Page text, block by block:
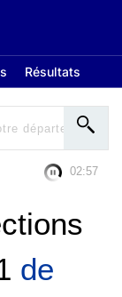
Résultats
02:56
de